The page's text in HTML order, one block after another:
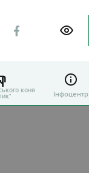
коня
Інфоцентр